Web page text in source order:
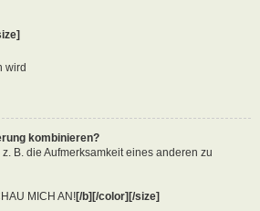
wird
kombinieren?
B. die Aufmerksamkeit eines anderen zu
MICH AN![/b][/color][/size]